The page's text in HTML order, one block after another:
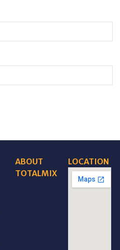
ABOUT
TOTALMIX
LOCATION